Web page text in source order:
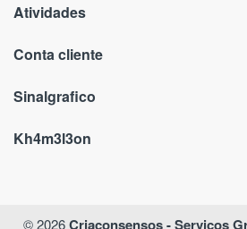
Atividades
Conta cliente
Sinalgrafico
Kh4m3l3on
© 2026Criaconsensos - Serviços